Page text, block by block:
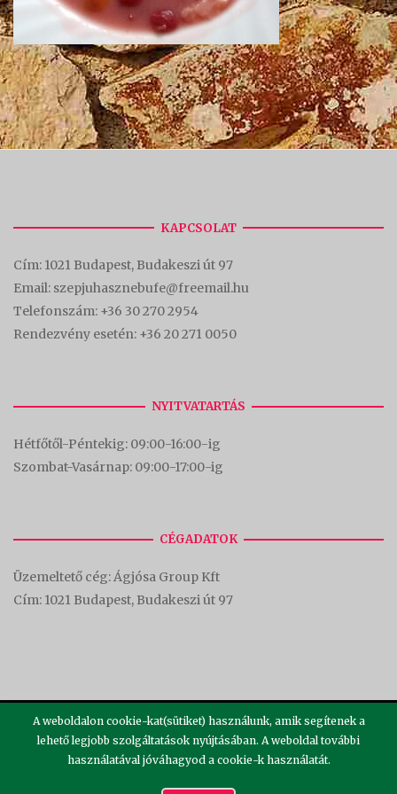
KAPCSOLAT
Cím: 1021 Budapest, Budakeszi út 97
Email: szepjuhasznebufe@freemail.hu
Telefonszám: +36 30 270 2954
Rendezvény esetén: +36 20 271 0050
NYITVATARTÁS
Hétfőtől-Péntekig: 09:00-16:00-ig
Szombat-Vasárnap: 09:00-17:00-ig
CÉGADATOK
Üzemeltető cég: Ágjósa Group Kft
Cím: 1021 Budapest, Budakeszi út 97
Theme bySiteOrigin
A weboldalon cookie-kat(sütiket) használunk, amik segítenek a
lehető legjobb szolgáltatások nyújtásában. A weboldal további
használatával jóváhagyod a cookie-k használatát.